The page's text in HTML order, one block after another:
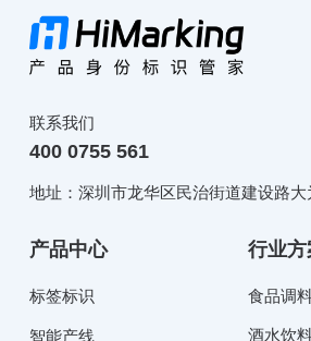
联系我们
400 0755 561
地址：深圳市龙华区民治街道建设路
产品中心
标签标识
智能产线
行业方
食品调
酒水饮